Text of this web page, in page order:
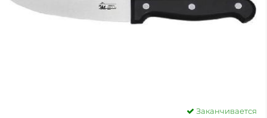
Заканчивается